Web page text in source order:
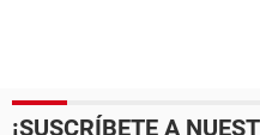
¡SUSCRÍBETE A